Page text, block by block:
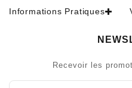
Informations Pratiques
Recevoir les